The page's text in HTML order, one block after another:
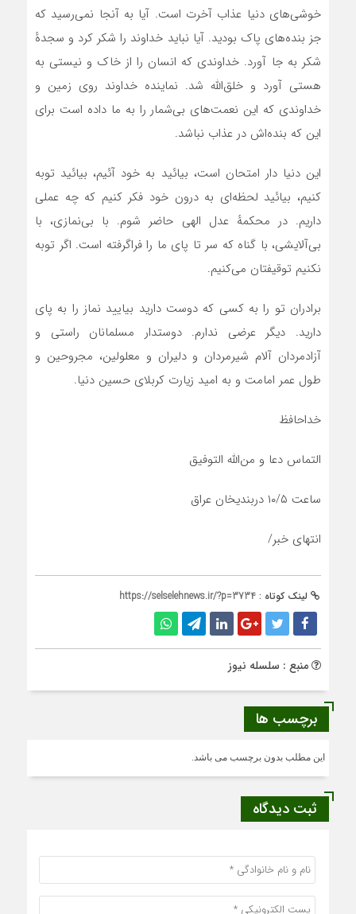
خوشی‌های دنیا عذاب آخرت است. آیا به آنجا نمی‌رسید که
جز بنده‌های پاک بودید. آیا نباید خداوند را شکر کرد و سجدهٔ
شکر به جا آورد. خداوندی که انسان را از خاک و نیستی به
هستی آورد و خلق‌الله شد. نماینده خداوند روی زمین و
خداوندی که این نعمت‌های بی‌شمار را به ما داده است برای
این که بنده‌اش در عذاب نباشد.
این دنیا دار امتحان است، بیائید به خود آئیم، بیائید توبه
کنیم، بیائید لحظه‌ای به درون خود فکر کنیم که چه عملی
داریم. در محکمهٔ عدل الهی حاضر شوم. با بی‌نمازی، با
بی‌آلایشی، با گناه که سر تا پای ما را فراگرفته است. اگر توبه
نکنیم توقیفتان می‌کنیم.
برادران تو را به کسی که دوست دارید بیایید نماز را به پای
دارید. دیگر عرضی ندارم. دوستدار مسلمانان راستی و
آزادمردان آلام شیرمردان و دلیران و معلولین، مجروحین و
طول عمر امامت و به امید زیارت کربلای حسین دنیا.
خداحافظ
التماس دعا و من‌الله التوفیق
ساعت ۱۰/۵ دربندیخان عراق
انتهای خبر/
لینک کوتاه : https://selselehnews.ir/?p=3734
منبع : سلسله نیوز
برچسب ها
این مطلب بدون برچسب می باشد.
ثبت دیدگاه